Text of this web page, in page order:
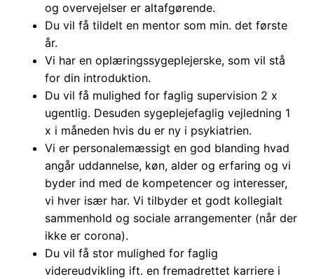
og overvejelser er altafgørende.
Du vil få tildelt en mentor som min. det første
år.
Vi har en oplæringssygeplejerske, som vil stå
for din introduktion.
Du vil få mulighed for faglig supervision 2 x
ugentlig. Desuden sygeplejefaglig vejledning 1
x i måneden hvis du er ny i psykiatrien.
Vi er personalemæssigt en god blanding hvad
angår uddannelse, køn, alder og erfaring og vi
byder ind med de kompetencer og interesser,
vi hver især har. Vi tilbyder et godt kollegialt
sammenhold og sociale arrangementer (når der
ikke er corona).
Du vil få stor mulighed for faglig
videreudvikling ift. en fremadrettet karriere i